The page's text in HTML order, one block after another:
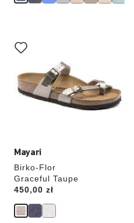
Mayari
Birko-Flor
Graceful Taupe
Price:
450,00 zł
koloru
spowoduje
zdjęcia
produktu